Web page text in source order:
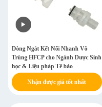
Dòng Ngắt Kết Nối Nhanh Vô
Trùng HFCP cho Ngành Dược Sinh
học & Liệu pháp Tế bào
Nhận được giá tốt nhất